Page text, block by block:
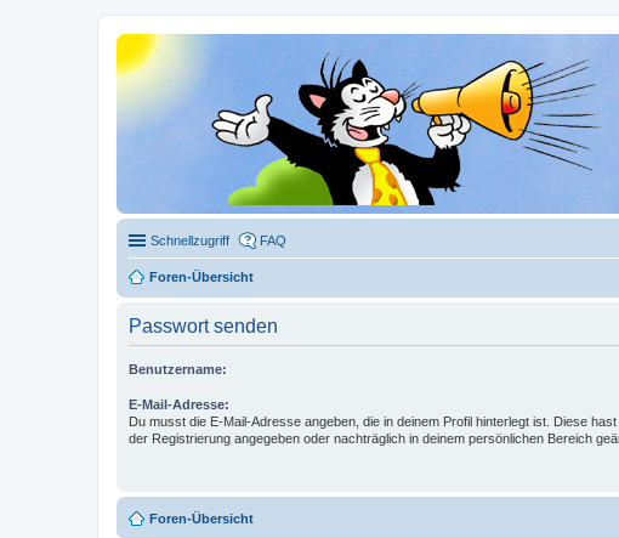
Schnellzugriff FAQ
Foren-Übersicht
Passwort senden
Benutzername:
E-Mail-Adresse:
Du musst die E-Mail-Adresse angeben, die in deinem Profil hinterlegt ist. Diese hast
der Registrierung angegeben oder nachträglich in deinem persönlichen Bereich
Foren-Übersicht